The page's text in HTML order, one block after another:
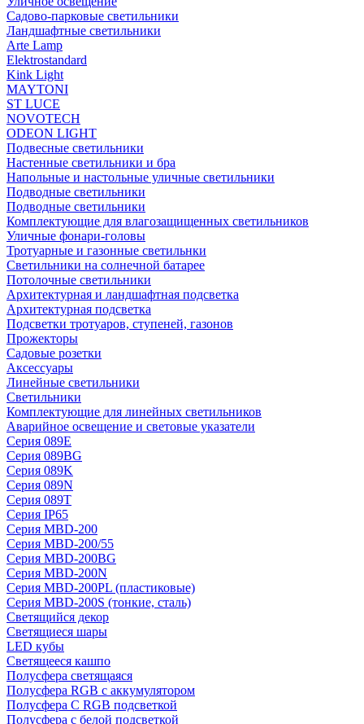
Садово-парковые светильники
Ландшафтные светильники
Arte Lamp
Elektrostandard
Kink Light
MAYTONI
ST LUCE
NOVOTECH
ODEON LIGHT
Подвесные светильники
Настенные светильники и бра
Напольные и настольные уличные светильники
Подводные светильники
Подводные светильники
Комплектующие для влагозащищенных светильников
Уличные фонари-головы
Тротуарные и газонные светильнки
Светильники на солнечной батарее
Потолочные светильники
Архитектурная и ландшафтная подсветка
Архитектурная подсветка
Подсветки тротуаров, ступеней, газонов
Прожекторы
Садовые розетки
Аксессуары
Линейные светильники
Светильники
Комплектующие для линейных светильников
Аварийное освещение и световые указатели
Серия 089E
Серия 089BG
Серия 089K
Серия 089N
Серия 089T
Серия IP65
Серия MBD-200
Серия MBD-200/55
Серия MBD-200BG
Серия MBD-200N
Серия MBD-200PL (пластиковые)
Серия MBD-200S (тонкие, сталь)
Светящийся декор
Светящиеся шары
LED кубы
Светящееся кашпо
Полусфера светящаяся
Полусфера RGB с аккумулятором
Полусфера С RGB подсветкой
Полусфера с белой подсветкой